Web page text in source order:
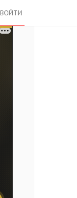
ВОЙТИ